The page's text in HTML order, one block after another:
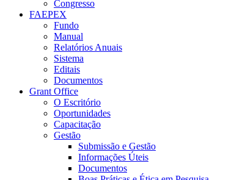
Congresso
FAEPEX
Fundo
Manual
Relatórios Anuais
Sistema
Editais
Documentos
Grant Office
O Escritório
Oportunidades
Capacitação
Gestão
Submissão e Gestão
Informações Úteis
Documentos